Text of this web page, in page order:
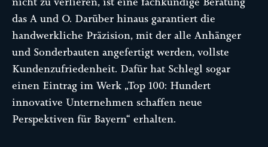
das A und O. Darüber hinaus garantiert die
handwerkliche Präzision, mit der alle Anhänger
und Sonderbauten angefertigt werden, vollste
Kundenzufriedenheit. Dafür hat Schlegl sogar
einen Eintrag im Werk „Top 100: Hundert
innovative Unternehmen schaffen neue
Perspektiven für Bayern“ erhalten.